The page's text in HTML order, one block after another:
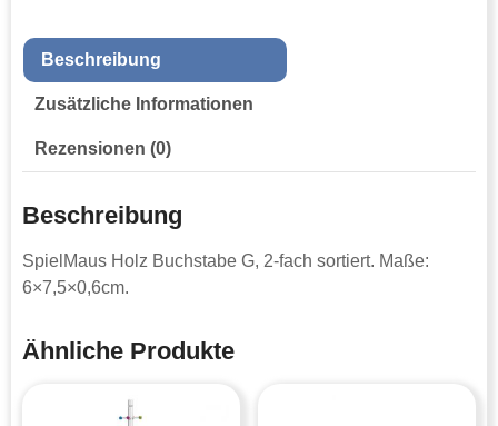
Beschreibung
Zusätzliche Informationen
Rezensionen (0)
Beschreibung
SpielMaus Holz Buchstabe G, 2-fach sortiert. Maße:
6×7,5×0,6cm.
Ähnliche Produkte